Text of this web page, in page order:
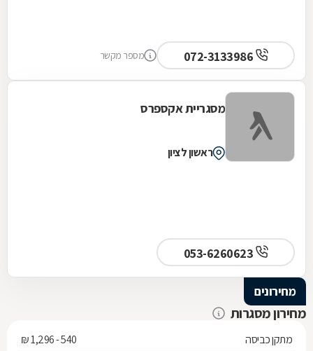
מספר מקשר
מסגריית אקספרס
ראשון לציון
מחירונים
מחירון מסגרות
מתקן כביסה
540 - 1,296 ₪